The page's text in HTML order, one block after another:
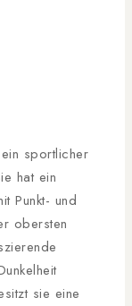
sportlicher
hat ein
Punkt- und
obersten
sie eine